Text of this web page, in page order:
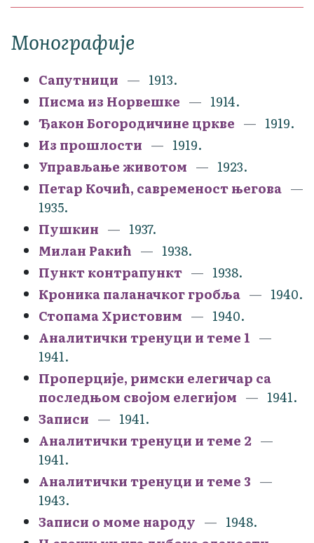
Монографије
Сапутници
1913.
Писма из Норвешке
1914.
Ђакон Богородичине цркве
1919.
Из прошлости
1919.
Управљање животом
1923.
Петар Кочић, савременост његова
1935.
Пушкин
1937.
Милан Ракић
1938.
Пункт контрапункт
1938.
Кроника паланачког гробља
1940.
Стопама Христовим
1940.
Аналитички тренуци и теме 1
1941.
Проперције, римски елегичар са
последњом својом елегијом
1941.
Записи
1941.
Аналитички тренуци и теме 2
1941.
Аналитички тренуци и теме 3
1943.
Записи о моме народу
1948.